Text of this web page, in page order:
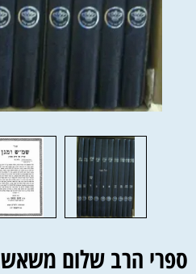
ספרי הרב שלום משאש 10 כרכים